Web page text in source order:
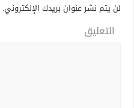
لن يتم نشر عنوان بريدك الإلكتروني.
التعليق